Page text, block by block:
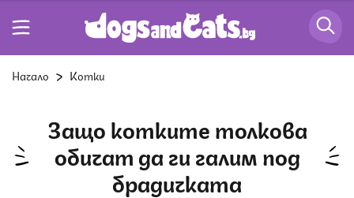
Начало Котки
Защо котките толкова
обичат да ги галим под
брадичката